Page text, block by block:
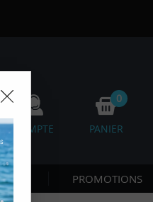
COMPTE
0
PANIER
PROMOTIONS